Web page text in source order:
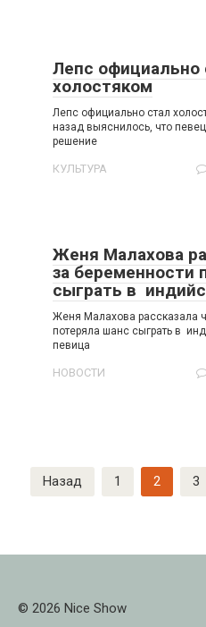
Лепс официально
холостяком
Лепс официально стал
назад выяснилось, что
решение
КУЛЬТУРА
Женя Малахова
за беременности
сыграть в
Женя Малахова рассказала
потеряла шанс сыграть в
певица
НОВОСТИ
Пагинация
записей
Назад 1 2 3
© 2026 Nice Show